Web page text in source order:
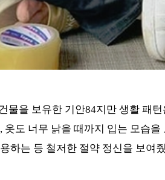
물을 보유한 기안84지만 생활 패
옷도 너무 낡을 때까지 입는 모습
하는 등 철저한 절약 정신을 보여